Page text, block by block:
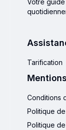
Votre
Tarification
Conditions
Politique
Politique